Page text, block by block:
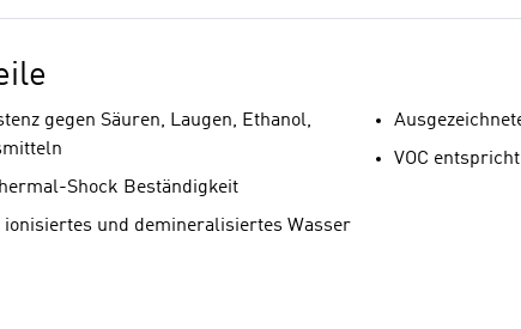
gegen Säuren, Laugen, Ethanol,
Shock Beständigkeit
ionisiertes und demineralisiertes Wasser
VOC